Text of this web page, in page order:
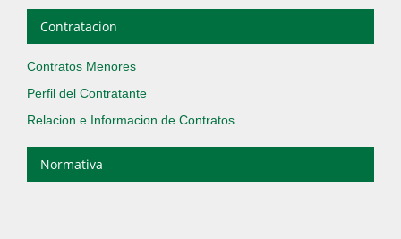
Contratacion
Contratos Menores
Perfil del Contratante
Relacion e Informacion de Contratos
Normativa